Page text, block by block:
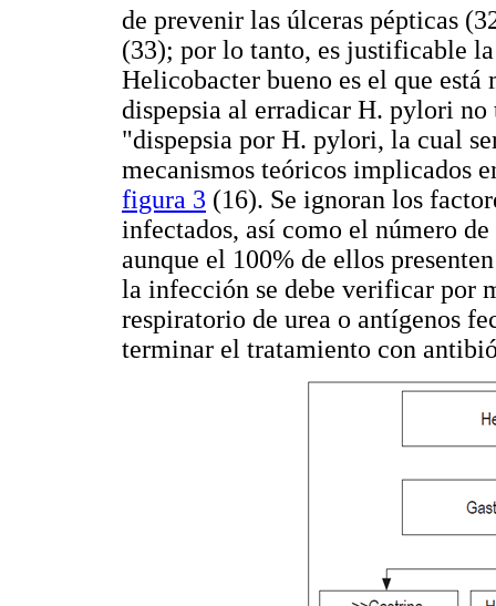
de prevenir las úlceras pépticas
(33); por lo tanto, es justificable
Helicobacter bueno es el que
dispepsia al erradicar H. pylori
"dispepsia por H. pylori, la cual
mecanismos teóricos implicados
figura 3 (16). Se ignoran los
infectados, así como el número
aunque el 100% de ellos
la infección se debe verificar por
respiratorio de urea o antígenos
terminar el tratamiento con